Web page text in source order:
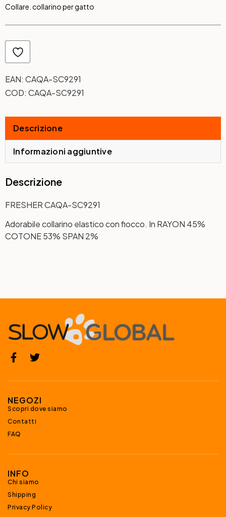
Collare. collarino per gatto
EAN: CAQA-SC9291
COD: CAQA-SC9291
Descrizione
Informazioni aggiuntive
Descrizione
FRESHER CAQA-SC9291
Adorabile collarino elastico con fiocco. In RAYON 45%
COTONE 53% SPAN 2%
NEGOZI
Scopri dove siamo
Contatti
FAQ
INFO
Chi siamo
Shipping
Privacy Policy